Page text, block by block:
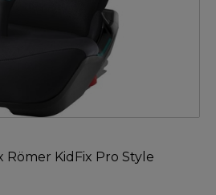
Römer KidFix Pro Style